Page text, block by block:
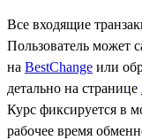
Все входящие
Пользователь может
на BestChange или
детально на странице
Курс фиксируется в
рабочее время